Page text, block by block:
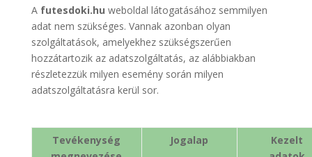
A futesdoki.hu weboldal látogatásához semmilyen
adat nem szükséges. Vannak azonban olyan
szolgáltatások, amelyekhez szükségszerűen
hozzátartozik az adatszolgáltatás, az alábbiakban
részletezzük milyen esemény során milyen
adatszolgáltatásra kerül sor.
Tevékenység
Jogalap
Kezelt